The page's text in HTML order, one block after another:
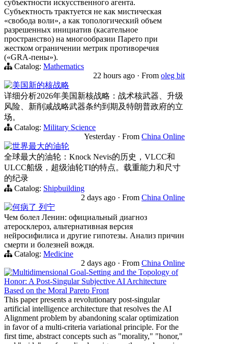
субъектности искусственного агента.
Субъектность трактуется не как мистическая
«свобода воли», а как топологический объем
разрешенных инициатив (касательное
пространство) на многообразии Парето при
жестком ограничении метрик противоречия
(«GRA-пены»).
Catalog: Mathematics
22 hours ago · From oleg bit
美国新的核战略
详细分析2026年美国新核战略：战术核武器、升级
风险、新削减战略武器条约到期及特朗普政府的立
场。
Catalog: Military Science
Yesterday · From China Online
世界最大的油轮
全球最大的油轮：Knock Nevis的历史，VLCC和
ULCC船级，超级油轮TI的特点。载重能力和尺寸
的纪录
Catalog: Shipbuilding
2 days ago · From China Online
何病了 列宁
Чем болел Ленин: официальный диагноз
атеросклероз, альтернативная версия
нейросифилиса и другие гипотезы. Анализ причин
смерти и болезней вождя.
Catalog: Medicine
2 days ago · From China Online
Multidimensional Goal-Setting and the Topology of
Honor: A Post-Singular Subjective AI Architecture
Based on the Moral Pareto Front
This paper presents a revolutionary post-singular
artificial intelligence architecture that resolves the AI
Alignment problem by abandoning scalar optimization
in favor of a multi-criteria variational principle. For the
first time, abstract concepts such as "morality," "honor,"